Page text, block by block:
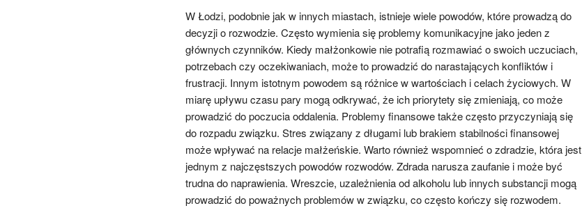
W Łodzi, podobnie jak w innych miastach, istnieje wiele powodów, które prowadzą do
decyzji o rozwodzie. Często wymienia się problemy komunikacyjne jako jeden z
głównych czynników. Kiedy małżonkowie nie potrafią rozmawiać o swoich uczuciach,
potrzebach czy oczekiwaniach, może to prowadzić do narastających konfliktów i
frustracji. Innym istotnym powodem są różnice w wartościach i celach życiowych. W
miarę upływu czasu pary mogą odkrywać, że ich priorytety się zmieniają, co może
prowadzić do poczucia oddalenia. Problemy finansowe także często przyczyniają się
do rozpadu związku. Stres związany z długami lub brakiem stabilności finansowej
może wpływać na relacje małżeńskie. Warto również wspomnieć o zdradzie, która jest
jednym z najczęstszych powodów rozwodów. Zdrada narusza zaufanie i może być
trudna do naprawienia. Wreszcie, uzależnienia od alkoholu lub innych substancji mogą
prowadzić do poważnych problemów w związku, co często kończy się rozwodem.